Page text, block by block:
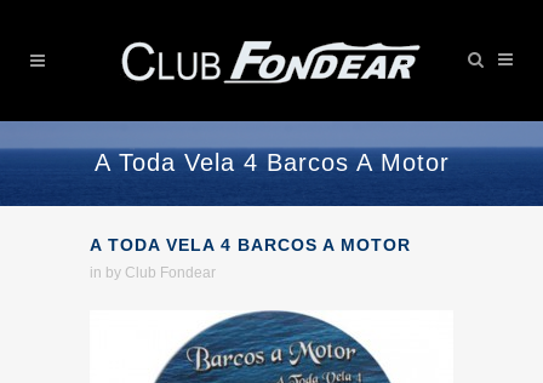
A Toda Vela 4 Barcos A Motor
A TODA VELA 4 BARCOS A MOTOR
in by Club Fondear